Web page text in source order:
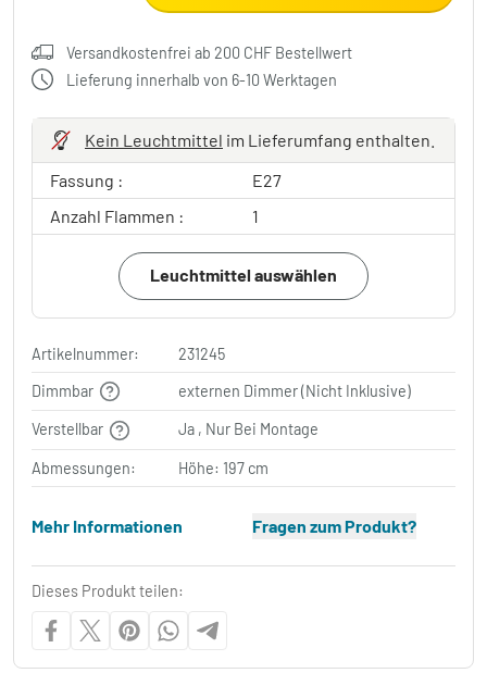
Versandkostenfrei ab 200 CHF Bestellwert
Lieferung innerhalb von 6-10 Werktagen
Kein Leuchtmittel im Lieferumfang enthalten.
Fassung :
E27
Anzahl Flammen :
1
Leuchtmittel auswählen
Artikelnummer:
231245
Dimmbar
externen Dimmer (Nicht Inklusive)
Verstellbar Ja , Nur Bei Montage
Abmessungen: Höhe: 197 cm
Mehr Informationen Fragen zum Produkt?
Dieses Produkt teilen: